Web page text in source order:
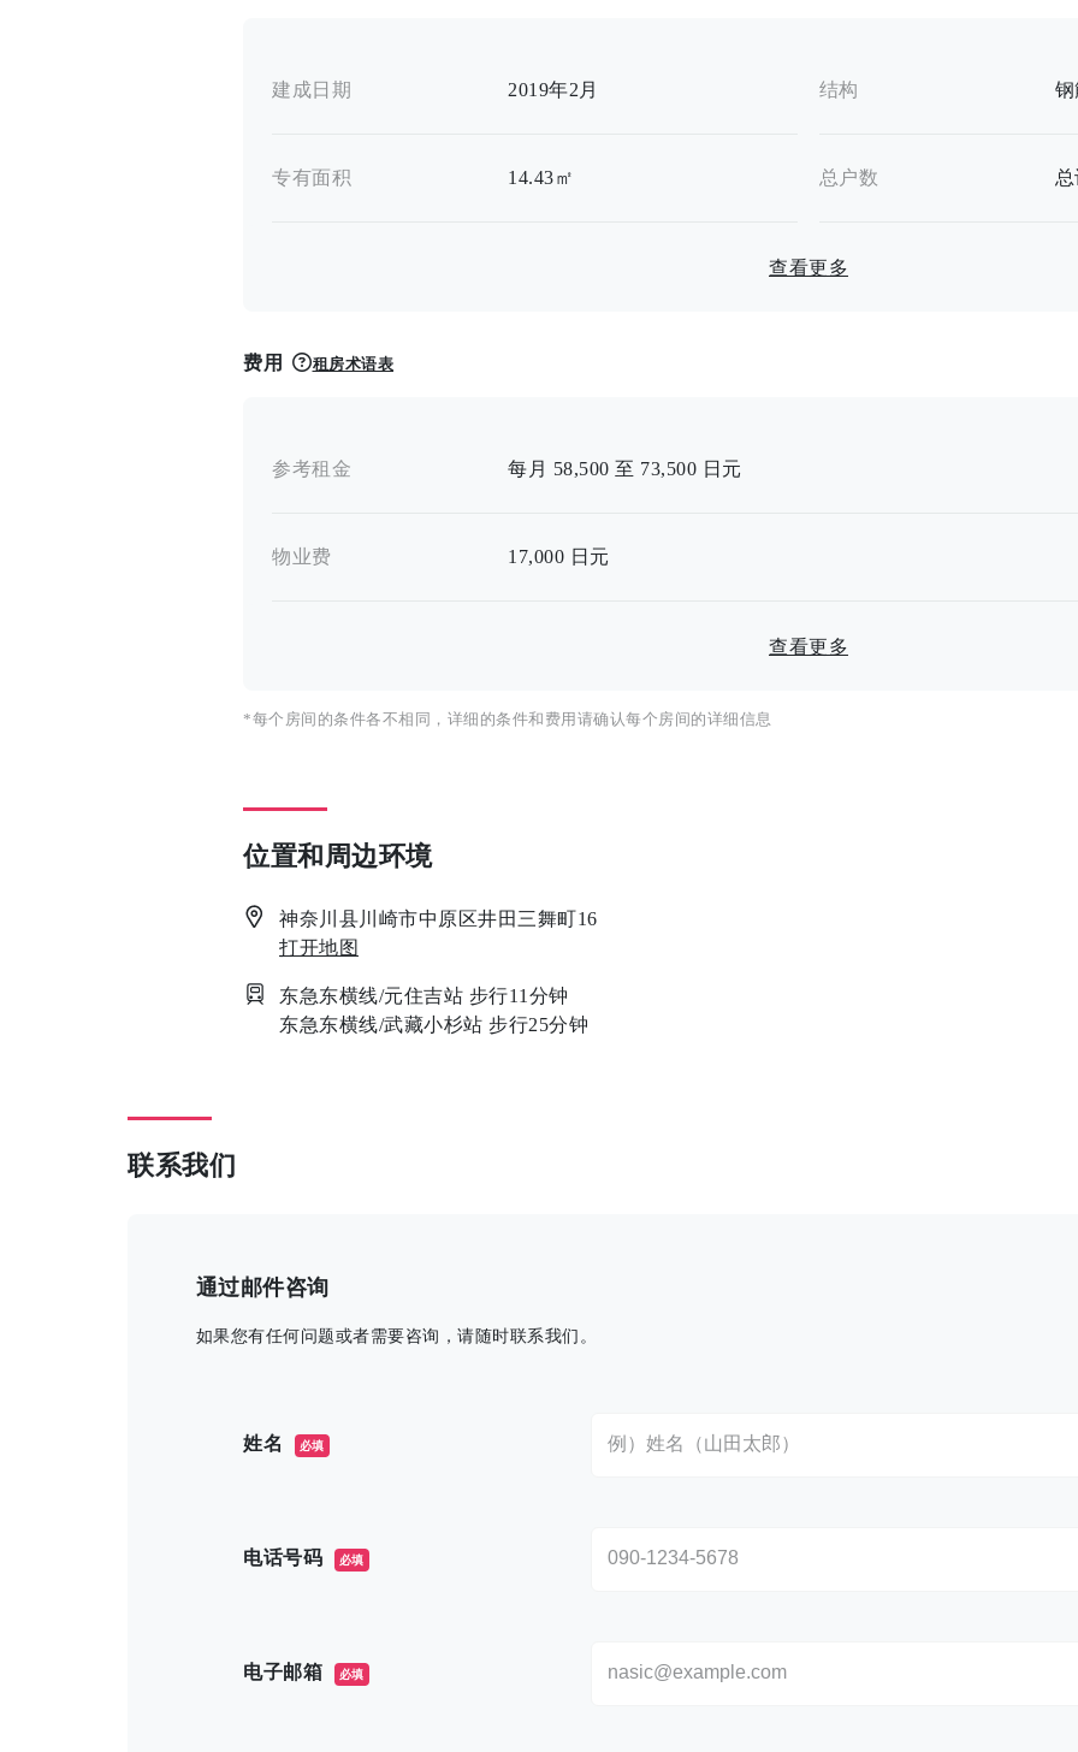
建成日期 2019年2月 结构
专有面积 14.43㎡ 总户数
查看更多
费用 租房术语表
参考租金 每月 58,500 至 73,500 日元
物业费 17,000 日元
查看更多
*每个房间的条件各不相同，详细的条件和费用请确认每个房间的详细信息
位置和周边环境
神奈川县川崎市中原区井田三舞町16
打开地图
东急东横线/元住吉站 步行11分钟
东急东横线/武藏小杉站 步行25分钟
联系我们
通过邮件咨询
如果您有任何问题或者需要咨询，请随时联系我们。
姓名 必填
电话号码 必填
电子邮箱 必填